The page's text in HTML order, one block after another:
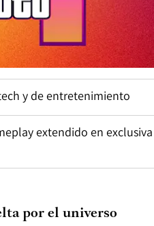
y de entretenimiento
extendido en exclusiva
por el universo